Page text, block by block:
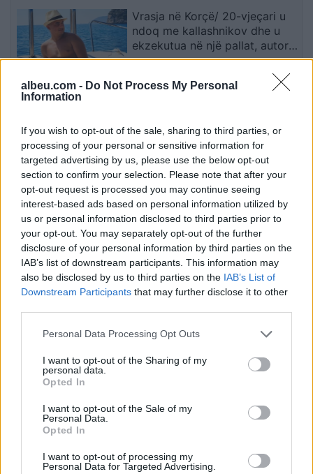
albeu.com - Do Not Process My Personal
Information
If you wish to opt-out of the sale, sharing to third parties, or
processing of your personal or sensitive information for
targeted advertising by us, please use the below opt-out
section to confirm your selection. Please note that after your
opt-out request is processed you may continue seeing
interest-based ads based on personal information utilized by
us or personal information disclosed to third parties prior to
your opt-out. You may separately opt-out of the further
disclosure of your personal information by third parties on the
IAB’s list of downstream participants. This information may
also be disclosed by us to third parties on the IAB’s List of
Downstream Participants that may further disclose it to other
Personal Data Processing Opt Outs
I want to opt-out of the Sharing of my
personal data.
Opted In
I want to opt-out of the Sale of my
Personal Data.
Opted In
I want to opt-out of processing my
Personal Data for Targeted Advertising.
Vrasja në Korçë/ 20-vjeçari u
ndoq me kallashnikov dhe u
ekzekutua në një pallat, autori i
dyshuar dhe viktima ishin rritur
kuqezi jashtë skuadrës
Esim for Global
Esim for USA|Esim for Italy| Esim for Spain|Esim